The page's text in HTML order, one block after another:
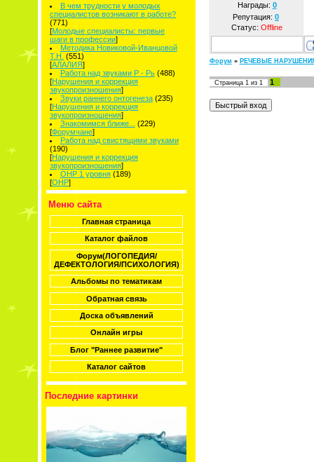
В чем трудности у молодых
специалистов возникают в работе?
(771)
[Молодые специалисты: первые
шаги в профессии]
Методика Новиковой-Иванцовой
Т.Н. (551)
[АЛАЛИЯ]
Работа над звуками Р - Рь (488)
[Нарушения и коррекция
звукопроизношения]
Звуки раннего онтогенеза (235)
[Нарушения и коррекция
звукопроизношения]
Знакомимся ближе...
(229)
[Форумчане]
Работа над свистящими звуками
(190)
[Нарушения и коррекция
звукопроизношения]
ОНР 1 уровня (189)
[ОНР]
Меню сайта
Главная страница
Каталог файлов
Форум(ЛОГОПЕДИЯ/
ДЕФЕКТОЛОГИЯ/ПСИХОЛОГИЯ)
Альбомы по тематикам
Обратная связь
Доска объявлений
Онлайн игры
Блог "Раннее развитие"
Каталог сайтов
Последние картинки
Награды: 0
Репутация: 0
Статус: Offline
Форум » РЕЧЕВЫЕ
Страница 1из 1 1